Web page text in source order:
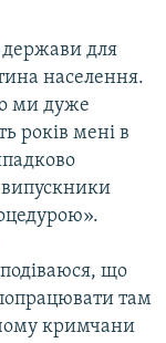
держави для
населення.
ми дуже
років мені в
випускники
що
там
кримчани